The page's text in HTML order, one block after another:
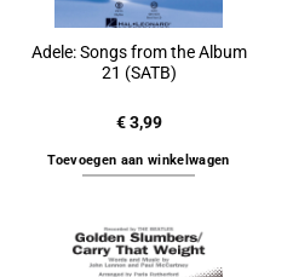
Adele: Songs from the Album
21 (SATB)
€3,99
Toevoegen aan winkelwagen